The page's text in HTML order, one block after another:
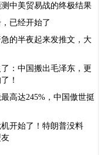
中美贸易战的终极结果
已经开始了
的半夜起来发推文，大
：中国搬出毛泽东，更
！
高达245%，中国傲世挺
开始了！特朗普没料